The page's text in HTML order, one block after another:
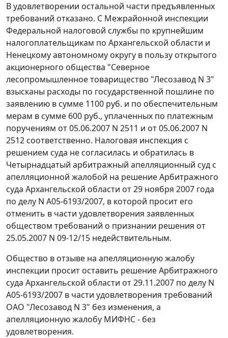
В удовлетворении остальной части предъявленных
требований отказано. С Межрайонной инспекции
Федеральной налоговой службы по крупнейшим
налогоплательщикам по Архангельской области и
Ненецкому автономному округу в пользу открытого
акционерного общества "Северное
лесопромышленное товарищество "Лесозавод N 3"
взысканы расходы по государственной пошлине по
заявлению в сумме 1100 руб. и по обеспечительным
мерам в сумме 600 руб., уплаченных по платежным
поручениям от 05.06.2007 N 2511 и от 05.06.2007 N
2512 соответственно. Налоговая инспекция с
решением суда не согласилась и обратилась в
Четырнадцатый арбитражный апелляционный суд с
апелляционной жалобой на решение Арбитражного
суда Архангельской области от 29 ноября 2007 года
по делу N А05-6193/2007, в которой просит его
отменить в части удовлетворения заявленных
обществом требований о признании решения от
25.05.2007 N 09-12/15 недействительным.
Общество в отзыве на апелляционную жалобу
инспекции просит оставить решение Арбитражного
суда Архангельской области от 29.11.2007 по делу N
А05-6193/2007 в части удовлетворения требований
ОАО "Лесозавод N 3" без изменения, а
апелляционную жалобу МИФНС - без
удовлетворения.